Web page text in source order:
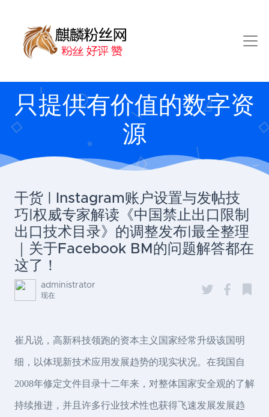
只提供有价值的数字资
源
干货 | Instagram账户设置与发帖技
巧|权威专家解读《中国禁止出口限制
出口技术目录》的调整发布|最全整理
｜关于Facebook BM的问题解答都在
这了！
administrator
现在
崔凡说，高新科技领跑的资本主义国家经常升级该国明
细，以体现新技术应用发展趋势的现实状况。在我国自
2008年修定文件目录十二年来，对整体国家安全观的了解
持续推进，并且许多行业技术性也获得飞速发展发展趋